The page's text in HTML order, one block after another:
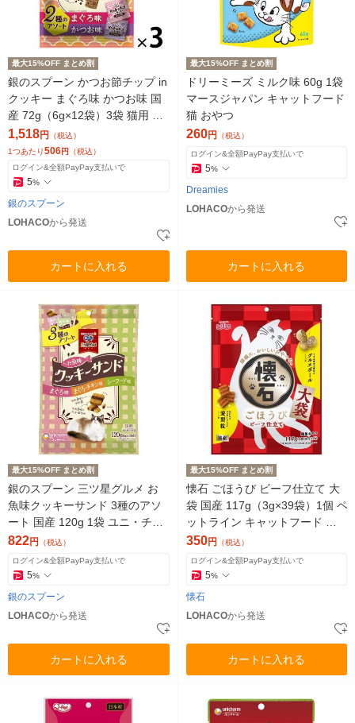
最大15%OFF まとめ割
銀のスプーン かつお節チップ in
クッキー まぐろ味 かつお味 国
産 72g（6g×12袋）3袋 猫用 お
やつ
1,518円 （税込）
1つあたり506円 （税込）
ログイン&全額PayPay支払いで
5%
銀のスプーン
LOHACOから発送
カートに入れる
最大15%OFF まとめ割
ドリーミーズ ミルク味 60g 1袋
マースジャパン キャットフード
猫 おやつ
260円 （税込）
ログイン&全額PayPay支払いで
5%
Dreamies
LOHACOから発送
カートに入れる
最大15%OFF まとめ割
銀のスプーン 三ツ星グルメ お
魚味クッキーサンド 3種のアソ
ート 国産 120g 1袋 ユニ・チャ
ーム キャットフード おやつ
822円 （税込）
ログイン&全額PayPay支払いで
5%
銀のスプーン
LOHACOから発送
カートに入れる
最大15%OFF まとめ割
懐石 ごほうび ビーフ仕立て 大
袋 国産 117g（3g×39袋）1個 ペ
ットライン キャットフード 猫
用
350円 （税込）
ログイン&全額PayPay支払いで
5%
懐石
LOHACOから発送
カートに入れる